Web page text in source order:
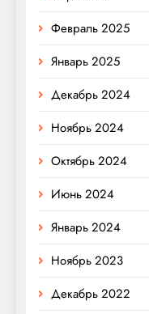
Февраль 2025
Январь 2025
Декабрь 2024
Ноябрь 2024
Октябрь 2024
Июнь 2024
Январь 2024
Ноябрь 2023
Декабрь 2022